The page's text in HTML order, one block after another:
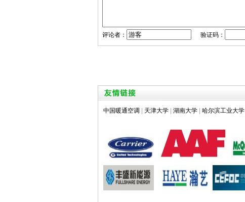
评论者： 验证码：
中国暖通空调 天津大学 湖南大学 哈尔滨工业大学